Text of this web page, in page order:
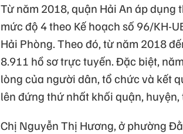
Từ năm 2018, quận Hải An áp
mức độ 4 theo Kế hoạch số 96/KH-
Hải Phòng. Theo đó, từ năm 2018
8.911 hồ sơ trực tuyến. Đặc biệt,
lòng của người dân, tổ chức và kết
lên đứng thứ nhất khối quận, huyện,
Chị Nguyễn Thị Hương, ở phường